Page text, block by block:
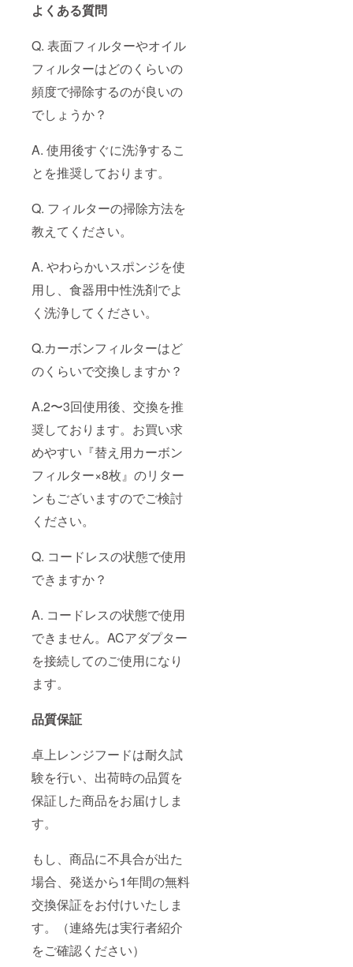
よくある質問
Q. 表面フィルターやオイル
フィルターはどのくらいの
頻度で掃除するのが良いの
でしょうか？
A. 使用後すぐに洗浄するこ
とを推奨しております。
Q. フィルターの掃除方法を
教えてください。
A. やわらかいスポンジを使
用し、食器用中性洗剤でよ
く洗浄してください。
Q.カーボンフィルターはど
のくらいで交換しますか？
A.2〜3回使用後、交換を推
奨しております。お買い求
めやすい『替え用カーボン
フィルター×8枚』のリター
ンもございますのでご検討
ください。
Q. コードレスの状態で使用
できますか？
A. コードレスの状態で使用
できません。ACアダプター
を接続してのご使用になり
ます。
品質保証
卓上レンジフードは耐久試
験を行い、出荷時の品質を
保証した商品をお届けしま
す。
もし、商品に不具合が出た
場合、発送から1年間の無料
交換保証をお付けいたしま
す。（連絡先は実行者紹介
をご確認ください）